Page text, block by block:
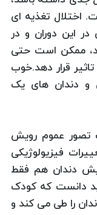
اختلال تغذیه ای
در این دوران و در
ممکن است حتی
قرار دهد.خوب
و دندان های یک
تصور عموم رویش
فیزیولوژیکی
دندان هم فقط
دانست که کودک
دندان را طی می کند و